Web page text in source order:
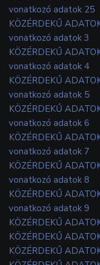
vonatkozó adatok 25
KÖZÉRDEKŰ
vonatkozó adatok 3
KÖZÉRDEKŰ
vonatkozó adatok 4
KÖZÉRDEKŰ
vonatkozó adatok 5
KÖZÉRDEKŰ
vonatkozó adatok 6
KÖZÉRDEKŰ
vonatkozó adatok 7
KÖZÉRDEKŰ
vonatkozó adatok 8
KÖZÉRDEKŰ
vonatkozó adatok 9
KÖZÉRDEKŰ
KÖZÉRDEKŰ
KÖZÉRDEKŰ